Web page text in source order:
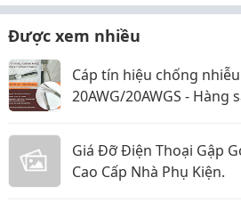
Được xem nhiều
Cáp tín hiệu chống
20AWG/20AWGS -
Giá Đỡ Điện Thoại Gập
Cao Cấp Nhà Phụ Kiện.